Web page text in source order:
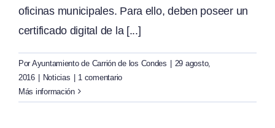
oficinas municipales. Para ello, deben poseer un
certificado digital de la [...]
Por Ayuntamiento de Carrión de los Condes
29 agosto,
2016
Noticias
1 comentario
Más información